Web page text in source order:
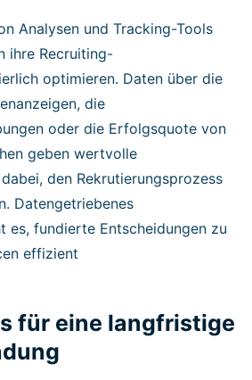
Analysen und Tracking-Tools
ihre Recruiting-
optimieren. Daten über die
die
oder die Erfolgsquote von
geben wertvolle
den Rekrutierungsprozess
Datengetriebenes
es, fundierte Entscheidungen zu
effizient
für eine langfristige